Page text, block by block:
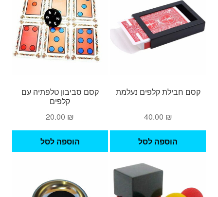
קסם חבילת קלפים נעלמת
40.00 ₪
הוספה לסל
קסם סביבון טלפתיה עם
קלפים
20.00 ₪
הוספה לסל